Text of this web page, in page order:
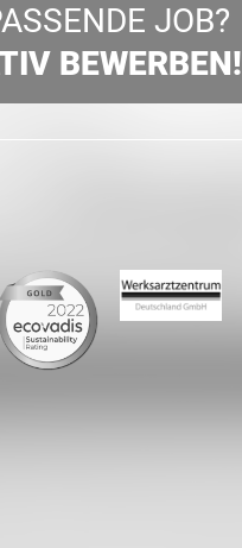
JOB?
BEWERBEN!